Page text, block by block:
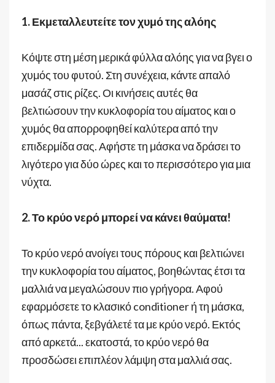
1. Εκμεταλλευτείτε τον χυμό της αλόης
Κόψτε στη μέση μερικά φύλλα αλόης για να βγει ο
χυμός του φυτού. Στη συνέχεια, κάντε απαλό
μασάζ στις ρίζες. Οι κινήσεις αυτές θα
βελτιώσουν την κυκλοφορία του αίματος και ο
χυμός θα απορροφηθεί καλύτερα από την
επιδερμίδα σας. Αφήστε τη μάσκα να δράσει το
λιγότερο για δύο ώρες και το περισσότερο για μια
νύχτα.
2. Το κρύο νερό μπορεί να κάνει θαύματα!
Το κρύο νερό ανοίγει τους πόρους και βελτιώνει
την κυκλοφορία του αίματος, βοηθώντας έτσι τα
μαλλιά να μεγαλώσουν πιο γρήγορα. Αφού
εφαρμόσετε το κλασικό conditioner ή τη μάσκα,
όπως πάντα, ξεβγάλετέ τα με κρύο νερό. Εκτός
από αρκετά... εκατοστά, το κρύο νερό θα
προσδώσει επιπλέον λάμψη στα μαλλιά σας.